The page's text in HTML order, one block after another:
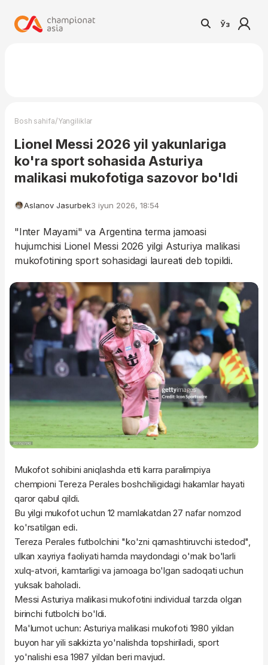
Ўз
Bosh sahifa/Yangiliklar
Lionel Messi 2026 yil yakunlariga
ko'ra sport sohasida Asturiya
malikasi mukofotiga sazovor bo'ldi
Aslanov Jasurbek3 iyun 2026, 18:54
"Inter Mayami" va Argentina terma jamoasi
hujumchisi Lionel Messi 2026 yilgi Asturiya malikasi
mukofotining sport sohasidagi laureati deb topildi.
Mukofot sohibini aniqlashda etti karra paralimpiya
chempioni Tereza Perales boshchiligidagi hakamlar hayati
qaror qabul qildi.
Bu yilgi mukofot uchun 12 mamlakatdan 27 nafar nomzod
ko'rsatilgan edi.
Tereza Perales futbolchini "ko'zni qamashtiruvchi istedod",
ulkan xayriya faoliyati hamda maydondagi o'rnak bo'larli
xulq-atvori, kamtarligi va jamoaga bo'lgan sadoqati uchun
yuksak baholadi.
Messi Asturiya malikasi mukofotini individual tarzda olgan
birinchi futbolchi bo'ldi.
Ma'lumot uchun: Asturiya malikasi mukofoti 1980 yildan
buyon har yili sakkizta yo'nalishda topshiriladi, sport
yo'nalishi esa 1987 yildan beri mavjud.